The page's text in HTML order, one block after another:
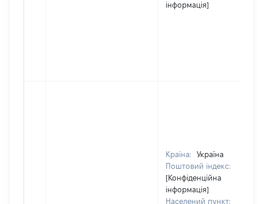
інформація]
Країна:
Україна
Поштовий індекс:
[Конфіденційна
інформація]
Населений пункт: